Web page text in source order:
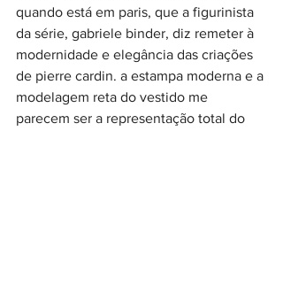
quando está em paris, que a figurinista
da série, gabriele binder, diz remeter à
modernidade e elegância das criações
de pierre cardin. a estampa moderna e a
modelagem reta do vestido me
parecem ser a representação total do